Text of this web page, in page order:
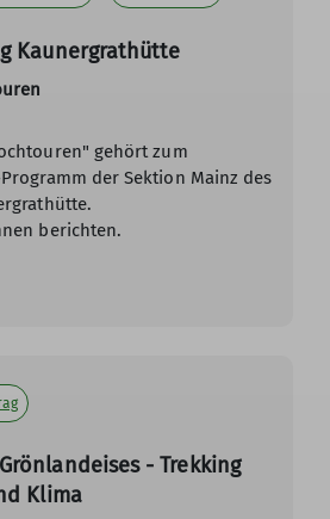
Kaunergrathütte
gehört zum
der Sektion Mainz des
berichten.
- Trekking
Klima